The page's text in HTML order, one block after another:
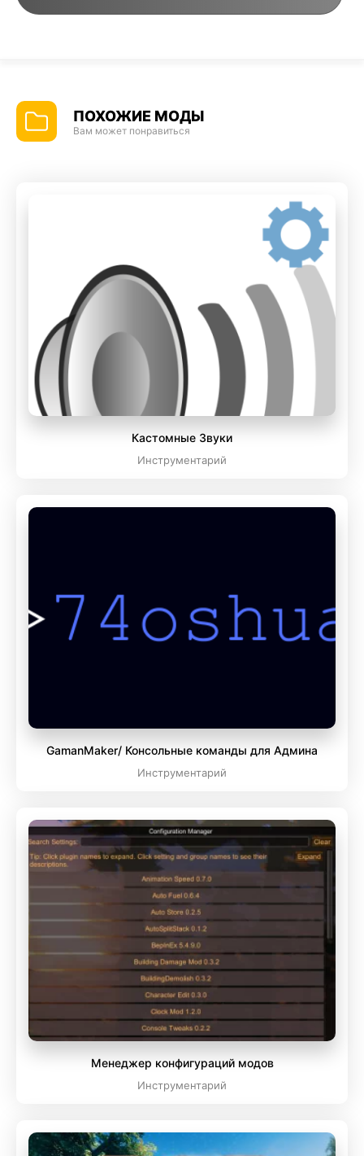
ПОХОЖИЕ МОДЫ
Вам может понравиться
Кастомные Звуки
Инструментарий
GamanMaker/ Консольные команды для Админа
Инструментарий
Менеджер конфигураций модов
Инструментарий